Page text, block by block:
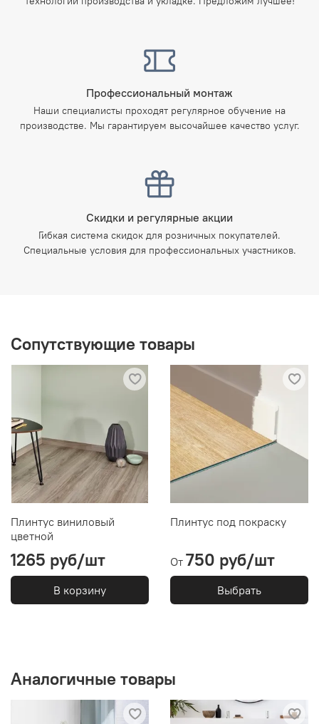
Профессиональный монтаж
Наши специалисты проходят регулярное обучение на
производстве. Мы гарантируем высочайшее качество услуг.
Скидки и регулярные акции
Гибкая система скидок для розничных покупателей.
Специальные условия для профессиональных участников.
Сопутствующие товары
Плинтус виниловый
цветной
1265 руб/шт
В корзину
Плинтус под покраску
От 750 руб/шт
Выбрать
Аналогичные товары